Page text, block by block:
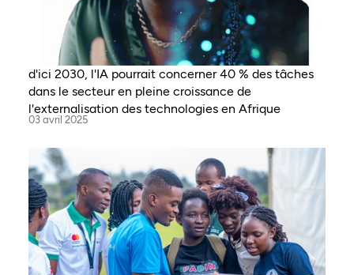
d'ici 2030, l'IA pourrait concerner 40 % des tâches
dans le secteur en pleine croissance de
l'externalisation des technologies en Afrique
03 avril 2025